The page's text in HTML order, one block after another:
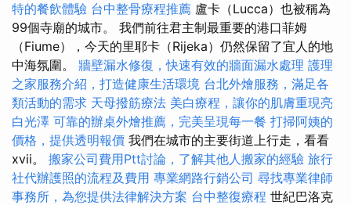
特的餐飲體驗 台中整骨療程推薦 盧卡（Lucca）也被稱為
99個寺廟的城市。 我們前往君主制最重要的港口菲姆
（Fiume），今天的里耶卡（Rijeka）仍然保留了宜人的地
中海氛圍。 牆壁漏水修復，快速有效的牆面漏水處理 護理
之家服務介紹，打造健康生活環境 台北外燴服務，滿足各
類活動的需求 天母撥筋療法 美白療程，讓你的肌膚重現亮
白光澤 可靠的辦桌外燴推薦，完美呈現每一餐 打掃阿姨的
價格，提供透明報價 我們在城市的主要街道上行走，看看
xvii。 搬家公司費用Ptt討論，了解其他人搬家的經驗 旅行
社代辦護照的流程及費用 專業網路行銷公司 尋找專業律師
事務所，為您提供法律解決方案 台中整復療程 世紀巴洛克